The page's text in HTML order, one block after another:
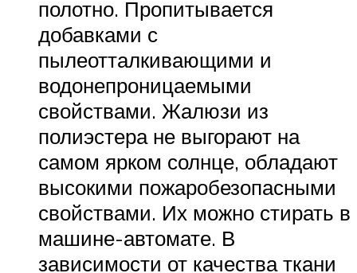
полотно. Пропитывается
добавками с
пылеотталкивающими и
водонепроницаемыми
свойствами. Жалюзи из
полиэстера не выгорают на
самом ярком солнце, обладают
высокими пожаробезопасными
свойствами. Их можно стирать в
машине-автомате. В
зависимости от качества ткани